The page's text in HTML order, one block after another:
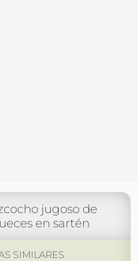
jugoso de
en sartén
SIMILARES